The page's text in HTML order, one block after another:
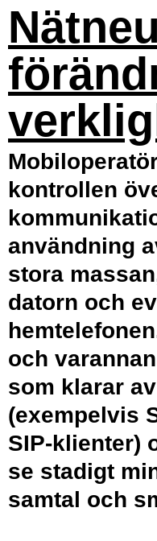
kontrollen
användning
stora
datorn och
och
som klarar
(exempelvis
SIP-klienter)
se stadigt
samtal och